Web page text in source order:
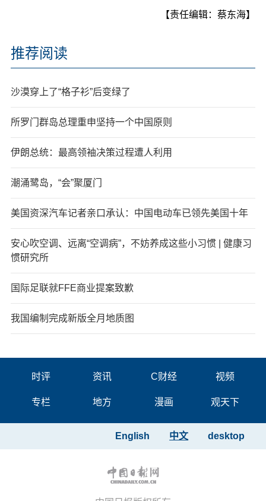
【责任编辑：蔡东海】
推荐阅读
沙漠穿上了“格子衫”后变绿了
所罗门群岛总理重申坚持一个中国原则
伊朗总统：最高领袖决策过程遭人利用
潮涌鹭岛，“会”聚厦门
美国资深汽车记者亲口承认：中国电动车已领先美国十年
安心吹空调、远离“空调病”，不妨养成这些小习惯 | 健康习
惯研究所
国际足联就FFE商业提案致歉
我国编制完成新版全月地质图
时评 资讯 C财经 视频
专栏 地方 漫画 观天下
desktop
中文
English